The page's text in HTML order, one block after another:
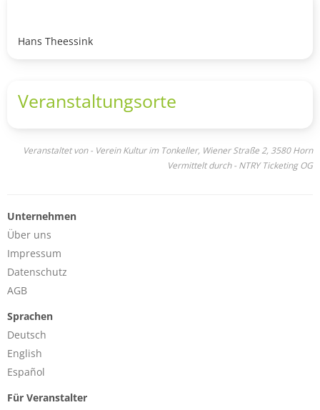
Hans Theessink
Veranstaltungsorte
Veranstaltet von - Verein Kultur im Tonkeller, Wiener Straße 2, 3580 Horn
Vermittelt durch - NTRY Ticketing OG
Unternehmen
Über uns
Impressum
Datenschutz
AGB
Sprachen
Deutsch
English
Español
Für Veranstalter